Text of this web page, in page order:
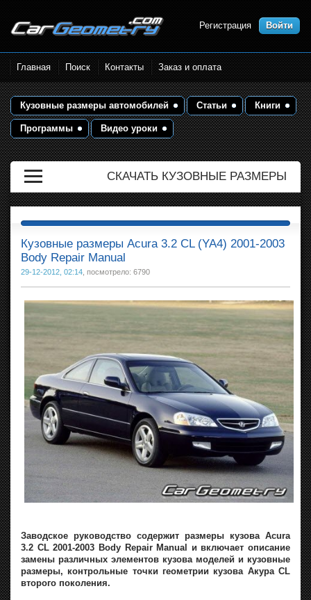
Размеры кузова автомобилей.
Контрольные точки и кузовные
размеры. Геометрия кузова
Регистрация Войти
Главная Поиск Контакты Заказ и оплата
Кузовные размеры автомобилей Статьи Книги
Программы Видео уроки
СКАЧАТЬ КУЗОВНЫЕ РАЗМЕРЫ
Кузовные размеры Acura 3.2 CL (YA4) 2001-2003
Body Repair Manual
29-12-2012, 02:14 , посмотрело: 6790
Заводское руководство содержит размеры кузова Acura
3.2 CL 2001-2003 Body Repair Manual и включает описание
замены различных элементов кузова моделей и кузовные
размеры, контрольные точки геометрии кузова Акура CL
второго поколения.